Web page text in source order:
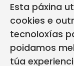
Esta páxina
cookies e
tecnoloxías
poidamos
túa